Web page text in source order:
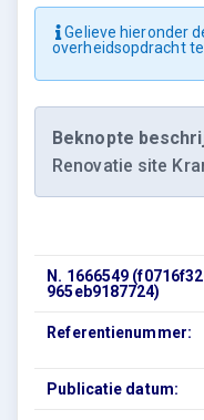
Gelieve hieronder
overheidsopdracht te
Beknopte
Renovatie site
N. 1666549
965eb9187724)
Referentienummer:
Publicatie datum: